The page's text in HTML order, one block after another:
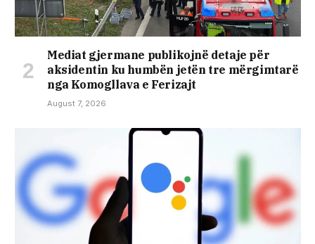
Mediat gjermane publikojnë detaje për
aksidentin ku humbën jetën tre mërgimtarë
nga Komogllava e Ferizajt
August 7, 2026